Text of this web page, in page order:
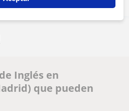
Inglés en
que pueden